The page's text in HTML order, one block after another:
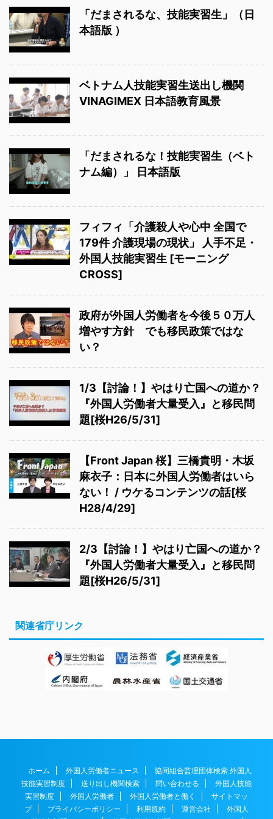
「だまされるな、技能実習生」（日
本語版 ）
ベトナム人技能実習生送出し機関
VINAGIMEX 日本語教育風景
「だまされるな！技能実習生（ベト
ナム編）」 日本語版
フィフィ「介護殺人や心中 全国で
179件 介護現場の現状」 人手不足・
外国人技能実習生 [モーニング
CROSS]
政府が外国人労働者を今後５０万人
増やす方針 でも移民政策ではな
い？
1/3【討論！】やはり亡国への道か？
『外国人労働者大量受入』と移民問
題[桜H26/5/31]
【Front Japan 桜】三橋貴明・木坂
麻衣子：日本に外国人労働者はいら
ない！ / ウケるコンテンツの話[桜
H28/4/29]
2/3【討論！】やはり亡国への道か？
『外国人労働者大量受入』と移民問
題[桜H26/5/31]
関連省庁リンク
ホーム 外国人労働者ニュース
協同組合監理団体検索 外国人
技能実習制度
送り出し機関検索 問い合わせる
外国人技能
実習制度
外国人労働者 外国人労働者と働く
サイトマッ
プ
プライバシーポリシー 利用規約 運営会社
外国人